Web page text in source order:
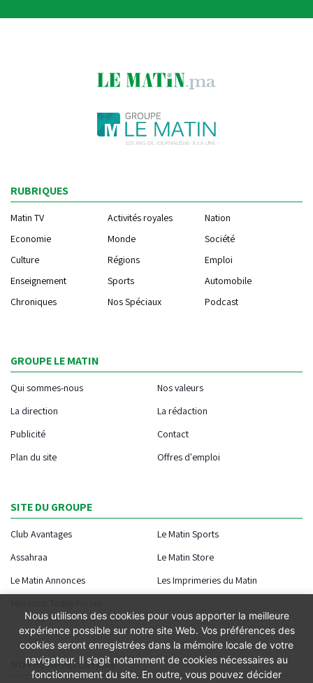
RUBRIQUES
Matin TV Activités royales
Nation
Economie
Monde
Société
Culture
Régions
Emploi
Enseignement
Sports
Automobile
Chroniques
Nos Spéciaux Podcast
GROUPE LE MATIN
Qui sommes-nous
Nos valeurs
La direction
La rédaction
Publicité
Contact
Plan du site
Offres d'emploi
SITE DU GROUPE
Club Avantages
Le Matin Sports
Assahraa
Le Matin Store
Le Matin Annonces
Les Imprimeries du Matin
NOTRE APPLICATION
Nous utilisons des cookies pour vous apporter la meilleure
expérience possible sur notre site Web. Vos préférences des
cookies seront enregistrées dans la mémoire locale de votre
navigateur. Il s’agit notamment de cookies nécessaires au
fonctionnement du site. En outre, vous pouvez décider